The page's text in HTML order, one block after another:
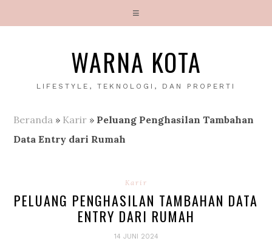
WARNA KOTA
LIFESTYLE, TEKNOLOGI, DAN PROPERTI
Beranda » Karir » Peluang Penghasilan Tambahan
Data Entry dari Rumah
Karir
PELUANG PENGHASILAN TAMBAHAN DATA
ENTRY DARI RUMAH
14 JUNI 2024